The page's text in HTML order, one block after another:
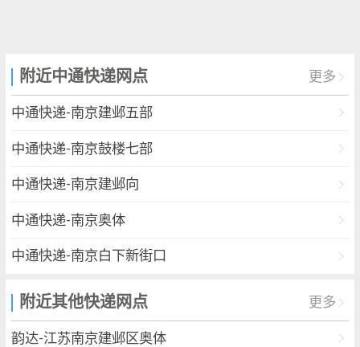
附近中通快递网点 更多
中通快递-南京建邺五部
中通快递-南京鼓楼七部
中通快递-南京建邺向
中通快递-南京奥体
中通快递-南京白下新街口
附近其他快递网点 更多
韵达-江苏南京建邺区奥体